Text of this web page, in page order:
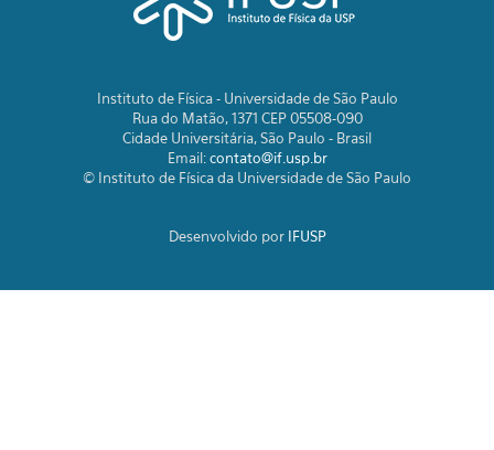
Instituto de Física - Universidade de São Paulo
Rua do Matão, 1371 CEP 05508-090
Cidade Universitária, São Paulo - Brasil
Email:contato@if.usp.br
© Instituto de Física da Universidade de São Paulo
Desenvolvido por IFUSP